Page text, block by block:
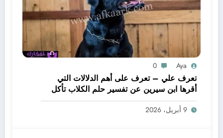
Aya
0
تعرف علي – تعرف على أهم الدلالات التي
أقرها ابن سيرين عن تفسير حلم الكلاب تأكل
لحم – بالتفصيل
9 أبريل، 2026